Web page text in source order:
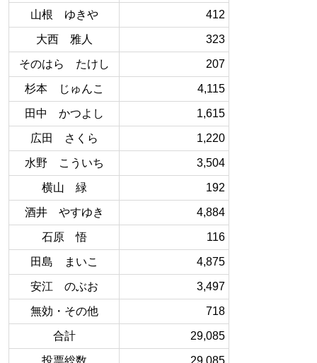
山根 ゆきや 412
大西 雅人 323
そのはら たけし 207
杉本 じゅんこ 4,115
田中 かつよし 1,615
広田 さくら 1,220
水野 こういち 3,504
横山 緑 192
酒井 やすゆき 4,884
石原 悟 116
田島 まいこ 4,875
安江 のぶお 3,497
無効・その他 718
合計 29,085
投票総数 29,085